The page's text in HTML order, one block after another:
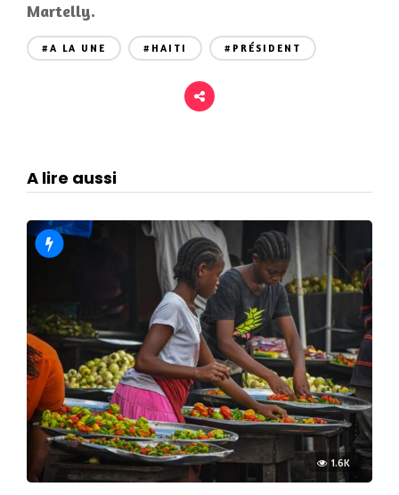
Martelly.
#A LA UNE #HAITI #PRÉSIDENT
A lire aussi
1.6K